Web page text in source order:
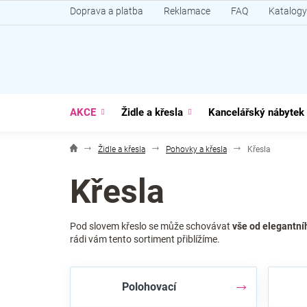
na
Doprava a platba Reklamace FAQ Katalogy
AKCE Židle a křesla Kancelářský nábytek
Židle a křesla Pohovky a křesla Křesla
Křesla
Pod slovem křeslo se může schovávat vše od
rádi vám tento sortiment přiblížíme.
Polohovací